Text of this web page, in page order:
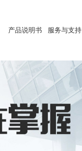
产品说明书 服务与支持